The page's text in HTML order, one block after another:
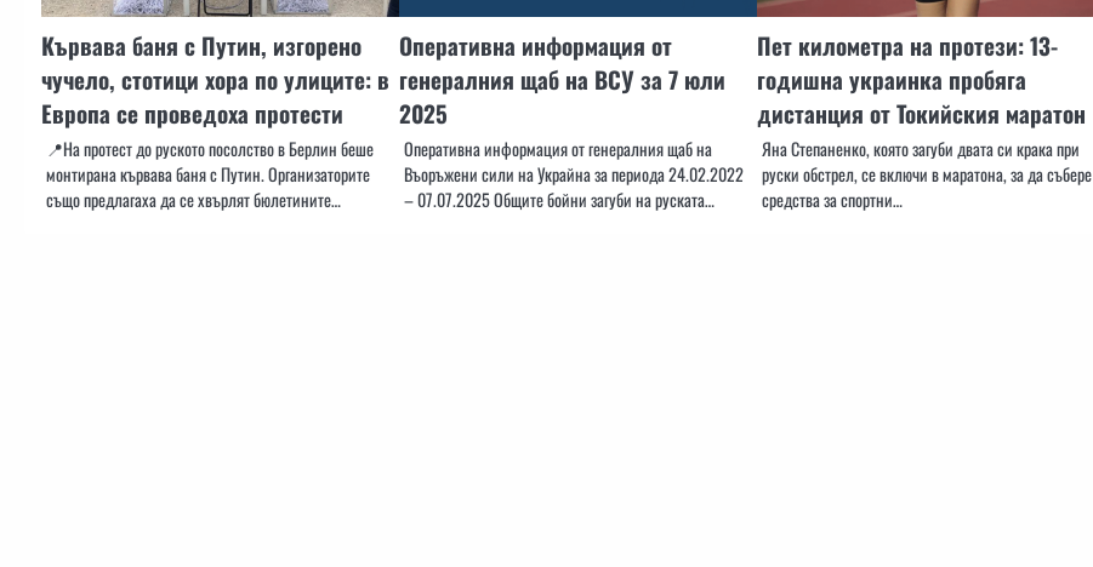
Кървава баня с Путин, изгорено
чучело, стотици хора по улиците: в
Европа се проведоха протести
📍На протест до руското посолство в Берлин беше
монтирана кървава баня с Путин. Организаторите
също предлагаха да се хвърлят бюлетините…
Оперативна информация от
генералния щаб на ВСУ за 7 юли
2025
Оперативна информация от генералния щаб на
Въоръжени сили на Украйна за периода 24.02.2022
– 07.07.2025 Общите бойни загуби на руската…
Пет километра на протези: 13-
годишна украинка пробяга
дистанция от Токийския маратон
Яна Степаненко, която загуби двата си крака при
руски обстрел, се включи в маратона, за да събере
средства за спортни…